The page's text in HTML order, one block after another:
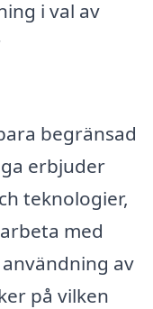
i val av
begränsad
erbjuder
teknologier,
med
av
på vilken